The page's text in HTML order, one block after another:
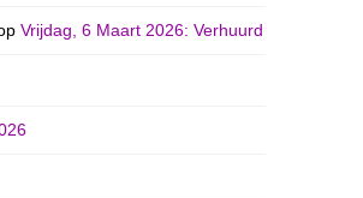
Vrijdag, 6 Maart 2026: Verhuurd